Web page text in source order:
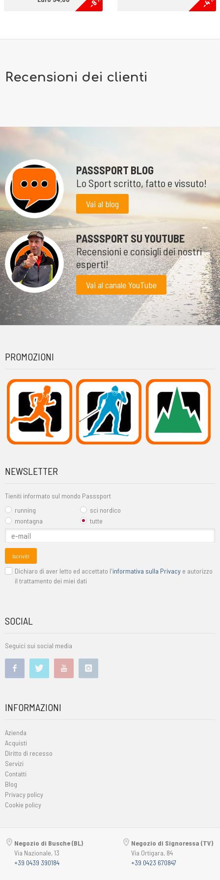
Recensioni dei clienti
PASSSPORT BLOG
Lo Sport scritto, fatto e vissuto!
Vai al blog
PASSSPORT SU YOUTUBE
Recensioni e consigli dei nostri
esperti!
Vai al canale YouTube
PROMOZIONI
NEWSLETTER
Tieniti informato sul mondo Passsport
running
sci nordico
montagna
tutte
Iscriviti
Dichiaro di aver letto ed accettato l'informativa sulla Privacy e autorizzo
il trattamento dei miei dati
SOCIAL
Seguici sui social media
INFORMAZIONI
Azienda
Acquisti
Diritto di recesso
Servizi
Contatti
Blog
Privacy policy
Cookie policy
Negozio di Busche (BL)
Via Nazionale, 13
+39 0439 390184
Negozio di Signoressa (TV)
Via Ortigara, 84
+39 0423 670847